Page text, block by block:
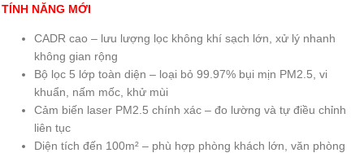
TÍNH NĂNG MỚI
CADR cao – lưu lượng lọc không khí sạch lớn, xử lý nhanh
không gian rộng
Bộ lọc 5 lớp toàn diện – loại bỏ 99.97% bụi mịn PM2.5, vi
khuẩn, nấm mốc, khử mùi
Cảm biến laser PM2.5 chính xác – đo lường và tự điều chỉnh
liên tục
Diện tích đến 100m² – phù hợp phòng khách lớn, văn phòng